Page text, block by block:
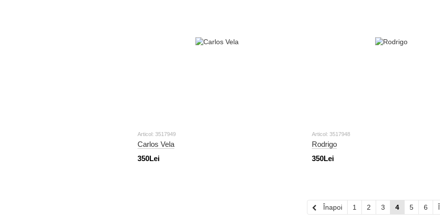
Articol: 3517949
Carlos Vela
350Lei
Articol: 3517948
Rodrigo
350Lei
Înapoi 1 2 3 4 5 6